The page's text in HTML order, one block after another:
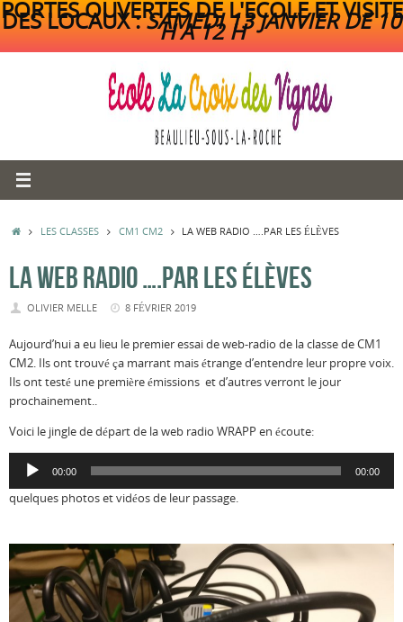
PORTES OUVERTES DE L'ECOLE ET VISITE
DES LOCAUX :SAMEDI 13 JANVIER DE 10
H A 12 H
ACCUEIL
LES CLASSES CM1 CM2 LA WEB RADIO ….PAR LES ÉLÈVES
LA WEB RADIO ….PAR LES ÉLÈVES
OLIVIER MELLE 8 FÉVRIER 2019
Aujourd’hui a eu lieu le premier essai de web-radio de la classe de CM1
CM2. Ils ont trouvé ça marrant mais étrange d’entendre leur propre voix.
Ils ont testé une première émissions et d’autres verront le jour
prochainement..
Voici le jingle de départ de la web radio WRAPP en écoute:
Lecteur
audio
00:00 00:00
quelques photos et vidéos de leur passage.